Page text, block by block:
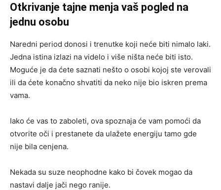
Otkrivanje tajne menja vaš pogled na
jednu osobu
Naredni period donosi i trenutke koji neće biti nimalo laki.
Jedna istina izlazi na videlo i više ništa neće biti isto.
Moguće je da ćete saznati nešto o osobi kojoj ste verovali
ili da ćete konačno shvatiti da neko nije bio iskren prema
vama.
Iako će vas to zaboleti, ova spoznaja će vam pomoći da
otvorite oči i prestanete da ulažete energiju tamo gde
nije bila cenjena.
Nekada su suze neophodne kako bi čovek mogao da
nastavi dalje jači nego ranije.